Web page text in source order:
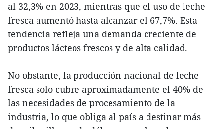
al 32,3% en 2023, mientras que el uso de leche
fresca aumentó hasta alcanzar el 67,7%. Esta
tendencia refleja una demanda creciente de
productos lácteos frescos y de alta calidad.
No obstante, la producción nacional de leche
fresca solo cubre aproximadamente el 40% de
las necesidades de procesamiento de la
industria, lo que obliga al país a destinar más